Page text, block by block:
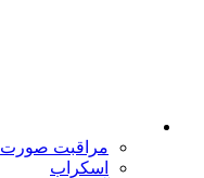
مراقبت صورت
اسکراب